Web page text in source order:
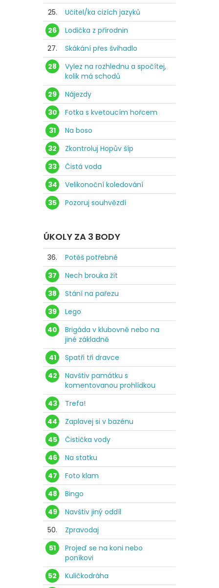
25.
Učitel/ka cizích jazyků
26
Lodička z přírodnin
27.
Skákání přes švihadlo
28
Vylez na rozhlednu a spočítej,
kolik má schodů
29
Nájezdy
30
Fotka s kvetoucím hořcem
31
Na boso
32
Zkontroluj Hopův šíp
33
Čistá voda
34
Velikonoční koledování
35
Pozoruj souhvězdí
ÚKOLY ZA 3 BODY
36.
Potěš potřebné
37
Nech brouka žít
38
Stání na pařezu
39
Lego
40
Brigáda v klubovně nebo na
jiné základně
41
Spatři tři dravce
42
Navštiv památku s
komentovanou prohlídkou
43
Trefa!
44
Zaplavej si v bazénu
45
Čistička vody
46
Na statku
47
Foto klam
48
Bingo
49
Navštiv jiný oddíl
50.
Zpravodaj
51
Projeď se na koni nebo
poníkovi
52
Kuličkodráha